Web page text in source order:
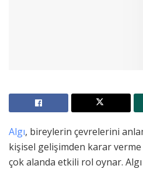
Algı, bireylerin çevrelerini
kişisel gelişimden karar
çok alanda etkili rol oynar.